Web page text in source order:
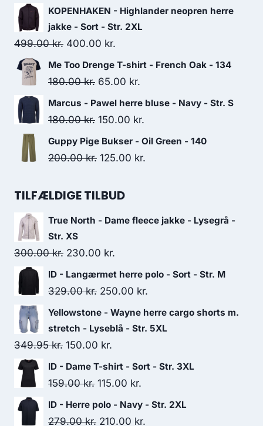
price
was:
75.00 kr..
price
is:
KOPENHAKEN - Highlander neopren herre
jakke - Sort - Str. 2XL
499.00kr. Original
price
was:
400.00 kr.
price
is:
Me Too Drenge T-shirt - French Oak - 134
180.00kr. Original
price
was:
65.00 kr.
price
is:
Marcus - Pawel herre bluse - Navy - Str. S
180.00kr. Original
price
was:
150.00 kr.
price
Guppy Pige Bukser - Oil Green - 140
200.00kr. Original
was:
125.00 kr.
TILFÆLDIGE TILBUD
True North - Dame fleece jakke - Lysegrå -
Str. XS
300.00kr. Original
price
was:
230.00 kr.
price
is:
ID - Langærmet herre polo - Sort - Str. M
329.00kr. Original
price
was:
329.00 kr..
250.00 kr.
price
is:
Yellowstone - Wayne herre cargo shorts m.
stretch - Lyseblå - Str. 5XL
349.95kr. Original
price
was:
150.00 kr.
price
is:
ID - Dame T-shirt - Sort - Str. 3XL
159.00kr. Original
price
was:
115.00 kr.
price
is:
ID - Herre polo - Navy - Str. 2XL
279.00kr. Original
210.00 kr.